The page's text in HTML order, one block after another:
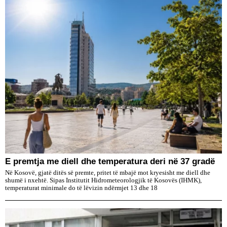
E premtja me diell dhe temperatura deri në 37 gradë
Në Kosovë, gjatë ditës së premte, pritet të mbajë mot kryesisht me diell dhe
shumë i nxehtë. Sipas Institutit Hidrometeorologjik të Kosovës (IHMK),
temperaturat minimale do të lëvizin ndërmjet 13 dhe 18